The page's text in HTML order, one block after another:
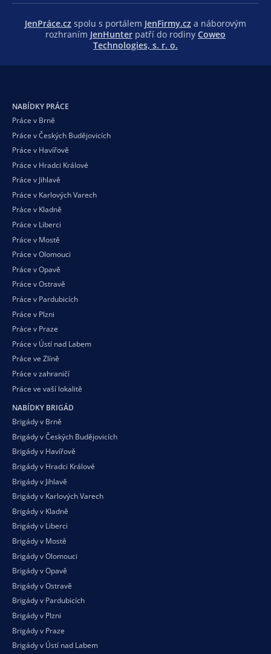
JenPráce.cz spolu s portálem JenFirmy.cz a náborovým
rozhraním JenHunter patří do rodiny Coweo
Technologies, s. r. o.
NABÍDKY PRÁCE
Práce v Brně
Práce v Českých Budějovicích
Práce v Havířově
Práce v Hradci Králové
Práce v Jihlavě
Práce v Karlových Varech
Práce v Kladně
Práce v Liberci
Práce v Mostě
Práce v Olomouci
Práce v Opavě
Práce v Ostravě
Práce v Pardubicích
Práce v Plzni
Práce v Praze
Práce v Ústí nad Labem
Práce ve Zlíně
Práce v zahraničí
Práce ve vaší lokalitě
NABÍDKY BRIGÁD
Brigády v Brně
Brigády v Českých Budějovicích
Brigády v Havířově
Brigády v Hradci Králové
Brigády v Jihlavě
Brigády v Karlových Varech
Brigády v Kladně
Brigády v Liberci
Brigády v Mostě
Brigády v Olomouci
Brigády v Opavě
Brigády v Ostravě
Brigády v Pardubicích
Brigády v Plzni
Brigády v Praze
Brigády v Ústí nad Labem